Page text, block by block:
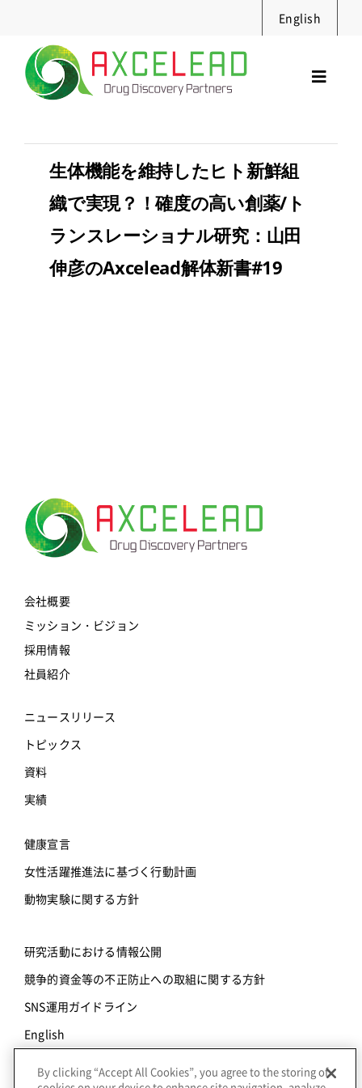
content
English
実績・資料
ニュース
生体機能を維持したヒト新鮮組
織で実現？！確度の高い創薬/ト
ランスレーショナル研究：山田
伸彦のAxcelead解体新書#19
会社概要
ミッション・ビジョン
採用情報
社員紹介
ニュースリリース
トピックス
資料
実績
健康宣言
女性活躍推進法に基づく行動計画
動物実験に関する方針
研究活動における情報公開
競争的資金等の不正防止への取組に関する方針
SNS運用ガイドライン
English
© Copyright Axcelead Drug Discovery Partners Inc., |個人
By clicking “Accept All Cookies”, you agree to the storing of